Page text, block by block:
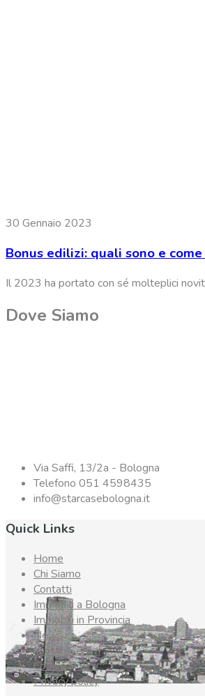
30 Gennaio 2023
Bonus edilizi: quali sono e
Il 2023 ha portato con sé molteplici
Dove Siamo
Via Saffi, 13/2a - Bologna
Telefono 051 4598435
info@starcasebologna.it
Quick Links
Home
Chi Siamo
Contatti
Immobili a Bologna
Immobili in Provincia
News
I nostri Servizi
Cookie Policy
Privacy policy